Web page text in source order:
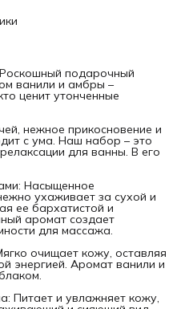
подарочный
ванили и амбры –
ценит утонченные
нежное прикосновение и
с ума. Наш набор – это
для ванны. В его
Насыщенное
ухаживает за сухой и
ее бархатистой и
аромат создает
для массажа.
очищает кожу, оставляя
энергией. Аромат ванили и
Питает и увлажняет кожу,